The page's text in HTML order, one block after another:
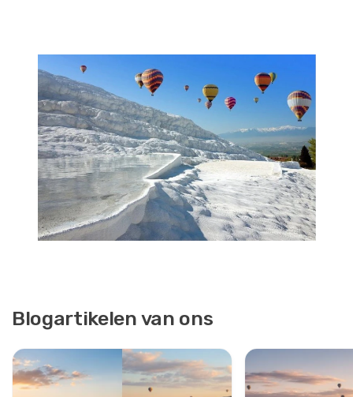
Blogartikelen van ons